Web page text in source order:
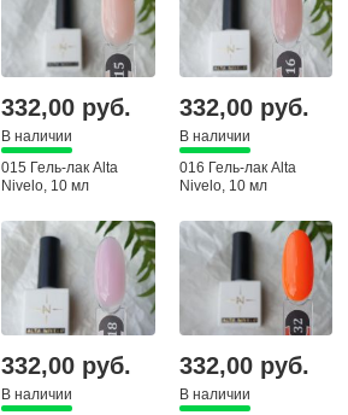
332,00 руб.
В наличии
015 Гель-лак Alta
Nivelo, 10 мл
332,00 руб.
В наличии
016 Гель-лак Alta
Nivelo, 10 мл
332,00 руб.
В наличии
332,00 руб.
В наличии